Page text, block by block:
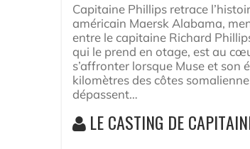
Capitaine Phillips retrace
américain Maersk Alabama,
entre le capitaine Richard
qui le prend en otage, est au
s’affronter lorsque Muse et son
kilomètres des côtes
dépassent…
LE CASTING DE